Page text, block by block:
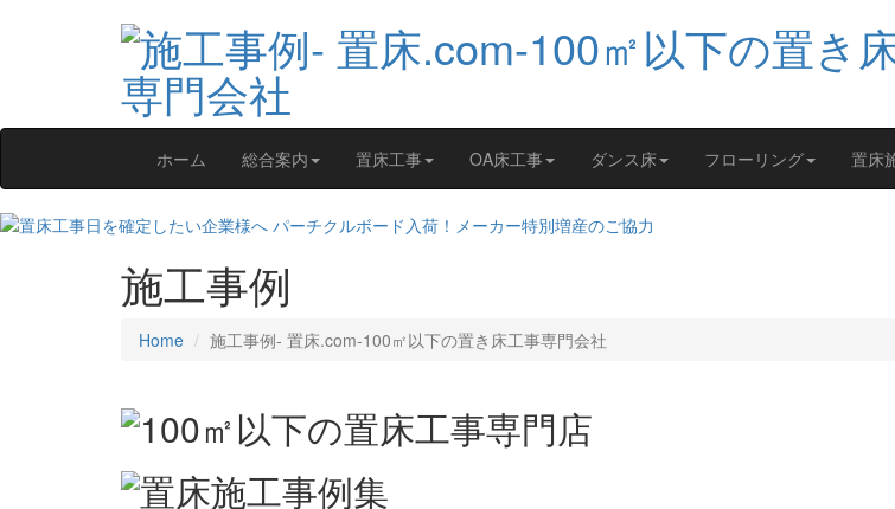
ホーム 総合案内 置床工事 OA床工事 ダンス床 フローリング 置床
施工事例
Home 施工事例‐ 置床.com-100㎡以下の置き床工事専門会社